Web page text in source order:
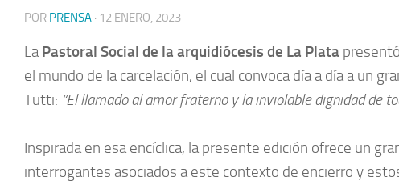
POR PRENSA · 12 ENERO, 2023
LaPastoral Social de la arquidiócesis de La Plata
el mundo de la carcelación, el cual convoca día a día a un
Tutti: “El llamado al amor fraterno y la inviolable dignidad de
Inspirada en esa encíclica, la presente edición ofrece un
interrogantes asociados a este contexto de encierro y